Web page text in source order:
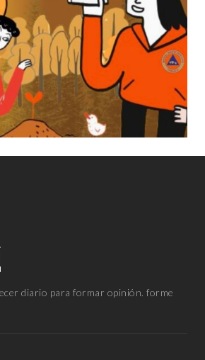
diario para formar opinión. forme